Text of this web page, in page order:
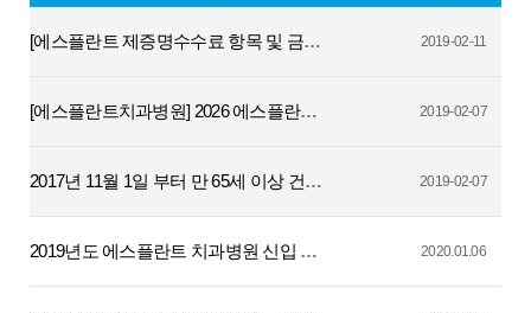
[에스플란트 제증명수수료 항목 및 금액에 관한 기준] 2019-02-11
[에스플란트치과병원] 2026 에스플란트치과병원 진료 수가표 2019-02-07
2017년 11월 1일 부터 만 65세 이상 건강보험적용 틀니의 본인부담금이 낮아집니다. 2019-02-07
2019년도 에스플란트 치과병원 신입 치과위생사 공개채용 모집 2020.01.06